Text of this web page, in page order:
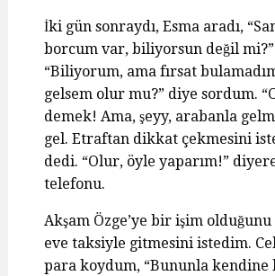
İki gün sonraydı, Esma aradı,
borcum var, biliyorsun değil
“Biliyorum, ama fırsat
gelsem olur mu?” diye sordum.
demek! Ama, şeyy, arabanla
gel. Etraftan dikkat çekmesini
dedi. “Olur, öyle yaparım!”
telefonu.
Akşam Özge’ye bir işim
eve taksiyle gitmesini istedim.
para koydum, “Bununla kendine